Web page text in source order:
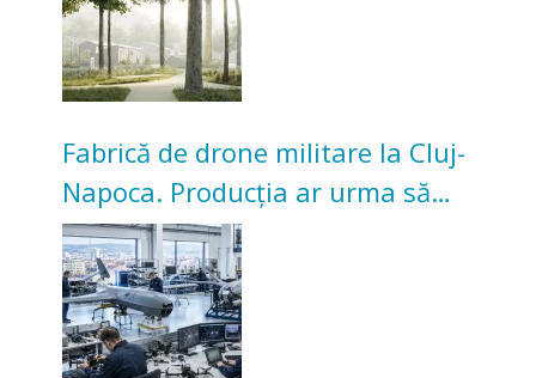
Fabrică de drone militare la Cluj-
Napoca. Producția ar urma să
înceapă în toamna acestui an